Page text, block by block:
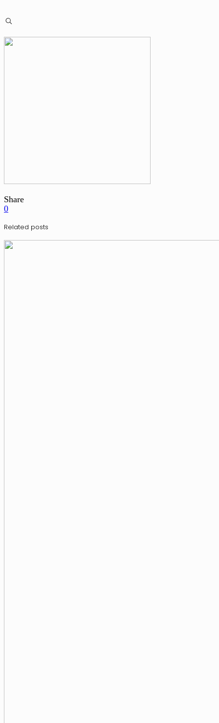
Share
0
Related posts